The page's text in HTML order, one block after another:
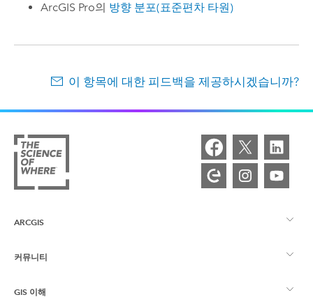
ArcGIS Pro의 방향 분포(표준편차 타원)
이 항목에 대한 피드백을 제공하시겠습니까?
ARCGIS
ArcGIS Overview
매핑
커뮤니티
Esri 커뮤니티
GIS 이해